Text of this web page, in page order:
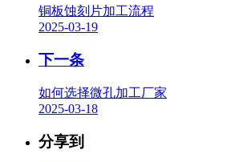
铜板蚀刻片加工流程
2025-03-19
下一条
如何选择微孔加工厂家
2025-03-18
分享到